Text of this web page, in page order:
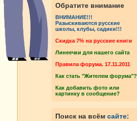
Обратите внимание
ВНИМАНИЕ!!!
Разыскиваются русские
школы, клубы, садики!!!
Cкидка 7% на русские книги
Линеечки для нашего сайта
Правила форума. 17.11.2011
Как стать "Жителем форума"?
Как добавить фото или
картинку в сообщение?
Поиск на всём сайте: